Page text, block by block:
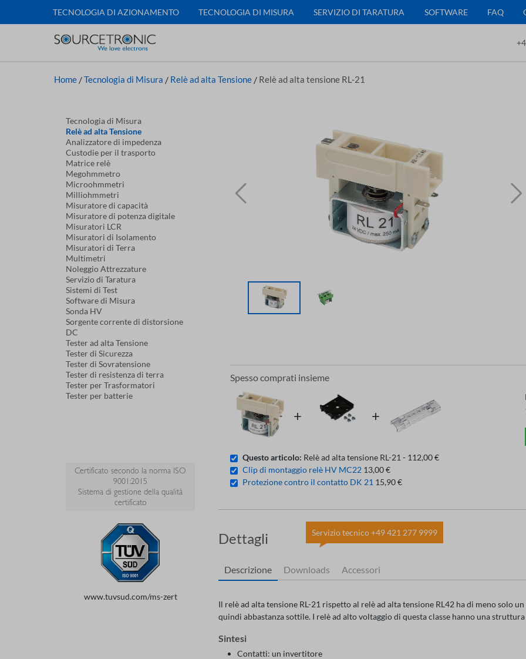
TECNOLOGIA DI AZIONAMENTO TECNOLOGIA DI MISURA SERVIZIO DI TARATURA SOFTWARE FAQ
Home /Tecnologia di Misura / Relè ad alta Tensione / Relè ad alta tensione RL-21
Tecnologia di Misura
Relè ad alta Tensione
Analizzatore di impedenza
Custodie per il trasporto
Matrice relè
Megohmmetro
Microohmmetri
Milliohmmetri
Misuratore di capacità
Misuratore di potenza digitale
Misuratori LCR
Misuratori di Isolamento
Misuratori di Terra
Multimetri
Noleggio Attrezzature
Servizio di Taratura
Sistemi di Test
Software di Misura
Sonda HV
Sorgente corrente di distorsione
DC
Tester ad alta Tensione
Tester di Sicurezza
Tester di Sovratensione
Tester di resistenza di terra
Tester per Trasformatori
Tester per batterie
Certificato secondo la norma ISO
9001:2015
Sistema di gestione della qualità
certificato
www.tuvsud.com/ms-zert
Spesso comprati insieme
Questo articolo: Relè ad alta tensione RL-21 - 112,00 €
Clip di montaggio relè HV MC22 13,00 €
Protezione contro il contatto DK 21 15,90 €
Dettagli
Servizio tecnico +49 421 277 9999
Descrizione Downloads Accessori
Il relè ad alta tensione RL-21 rispetto al relè ad alta tensione RL42 ha di meno solo
quindi abbastanza sottile. I relè ad alto voltaggio di questa classe hanno una
Sintesi
Contatti: un invertitore